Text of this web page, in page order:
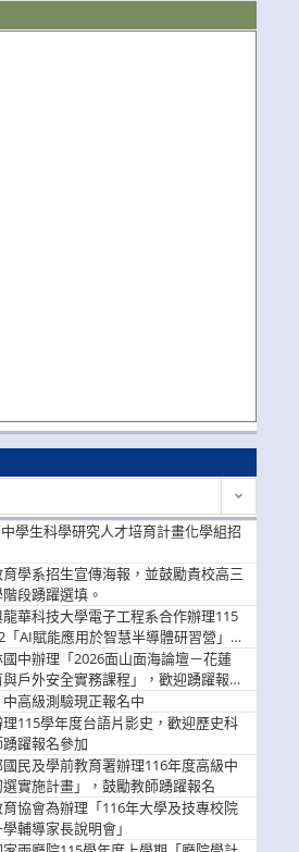
學生科學研究人才培育計畫化學組招
學系招生宣傳海報，並鼓勵貴校高三
段踴躍選填。
華科技大學電子工程系合作辦理115
「AI賦能應用於智慧半導體研習營」，
中辦理「2026面山面海論壇－花蓮
戶外安全實務課程」，歡迎踴躍報名
中高級測驗現正報名中
115學年度台語片影史，歡迎歷史科
躍報名參加
民及學前教育署辦理116年度高級中
實施計畫」，鼓勵教師踴躍報名
協會為辦理「116年大學及技專校院
輔導家長說明會」